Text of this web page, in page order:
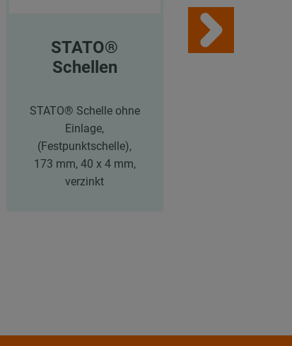
STATO®
Schellen
STATO® Schelle ohne
Einlage,
(Festpunktschelle),
173 mm, 40 x 4 mm,
verzinkt